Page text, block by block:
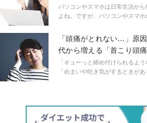
疲労を癒すヨガ」
パソコンやスマホは日常生活か
よね。ですが、パソコンやスマ
精疲労を緩和する方法や効果的
ます！
「頭痛がとれない…」原
代から増える「首こり頭
レッチ
「ギューっと締め付けられるよう
「めまいや吐き気がするときが
てきがちです。スマホやパソコン
に負担がかかり、首や肩まわりの